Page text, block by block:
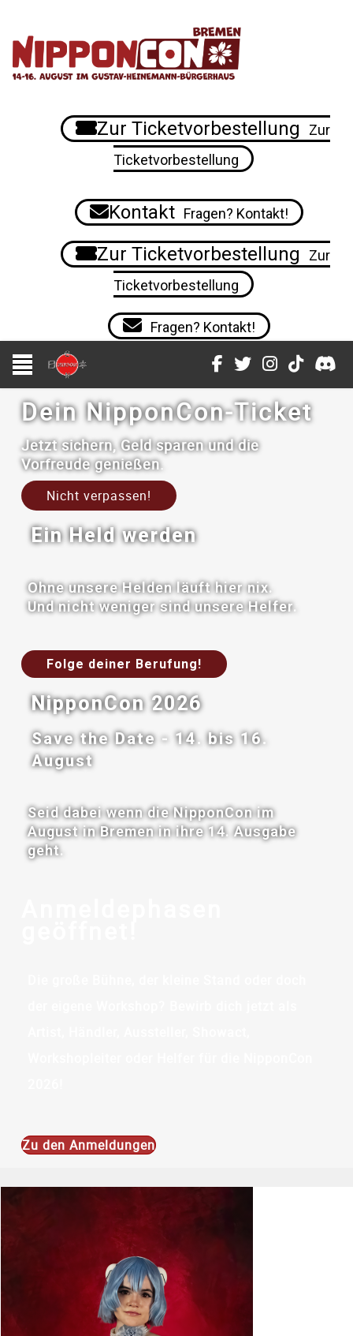
Zur Ticketvorbestellung
Zur
Ticketvorbestellung
Kontakt Fragen? Kontakt!
Zur Ticketvorbestellung
Zur
Ticketvorbestellung
Fragen? Kontakt!
Dein NipponCon-Ticket
Jetzt sichern, Geld sparen und die
Vorfreude genießen.
Nicht verpassen!
Ein Held werden
Ohne unsere Helden läuft hier nix.
Und nicht weniger sind unsere Helfer.
Folge deiner Berufung!
NipponCon 2026
Save the Date - 14. bis 16.
August
Seid dabei wenn die NipponCon im
August in Bremen in ihre 14. Ausgabe
geht.
Zu den Anmeldungen